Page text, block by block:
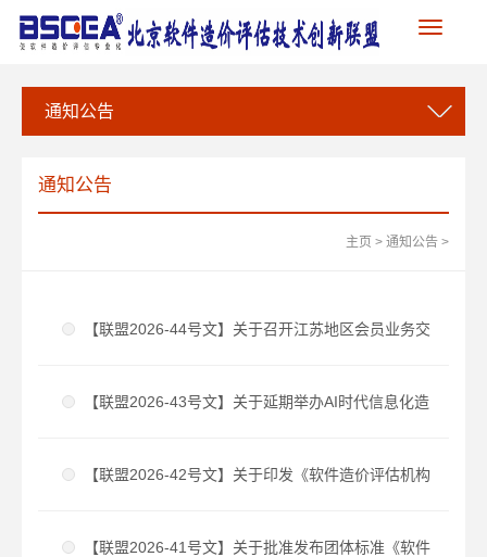
Toggle
navigation
通知公告
通知公告
主页 > 通知公告 >
【联盟2026-44号文】关于召开江苏地区会员业务交
流座谈会的会议通知
【联盟2026-43号文】关于延期举办AI时代信息化造
价评估创新研讨会暨软件造价评估标准宣贯会的通知
【联盟2026-42号文】关于印发《软件造价评估机构
服务能力等级符合性评定办法（试行）V2.0》的通知
【联盟2026-41号文】关于批准发布团体标准《软件